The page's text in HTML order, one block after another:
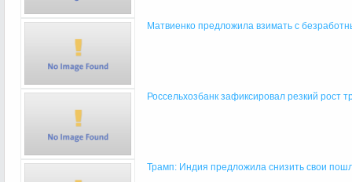
Матвиенко предложила взимать с
Россельхозбанк зафиксировал резкий рост
Трамп: Индия предложила снизить свои